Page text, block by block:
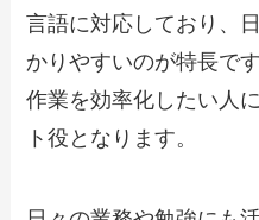
言語に対応しており、
かりやすいのが特長で
作業を効率化したい人
ト役となります。